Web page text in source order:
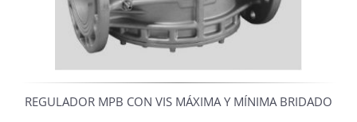
REGULADOR MPB CON VIS MÁXIMA Y MÍNIMA BRIDADO